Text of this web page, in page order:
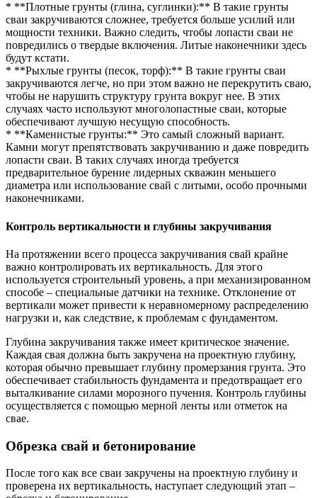
* **Плотные грунты (глина, суглинки):** В такие грунты
сваи закручиваются сложнее, требуется больше усилий или
мощности техники. Важно следить, чтобы лопасти сваи не
повредились о твердые включения. Литые наконечники здесь
будут кстати.
* **Рыхлые грунты (песок, торф):** В такие грунты сваи
закручиваются легче, но при этом важно не перекрутить сваю,
чтобы не нарушить структуру грунта вокруг нее. В этих
случаях часто используют многолопастные сваи, которые
обеспечивают лучшую несущую способность.
* **Каменистые грунты:** Это самый сложный вариант.
Камни могут препятствовать закручиванию и даже повредить
лопасти сваи. В таких случаях иногда требуется
предварительное бурение лидерных скважин меньшего
диаметра или использование свай с литыми, особо прочными
наконечниками.
Контроль вертикальности и глубины закручивания
На протяжении всего процесса закручивания свай крайне
важно контролировать их вертикальность. Для этого
используется строительный уровень, а при механизированном
способе – специальные датчики на технике. Отклонение от
вертикали может привести к неравномерному распределению
нагрузки и, как следствие, к проблемам с фундаментом.
Глубина закручивания также имеет критическое значение.
Каждая свая должна быть закручена на проектную глубину,
которая обычно превышает глубину промерзания грунта. Это
обеспечивает стабильность фундамента и предотвращает его
выталкивание силами морозного пучения. Контроль глубины
осуществляется с помощью мерной ленты или отметок на
свае.
Обрезка свай и бетонирование
После того как все сваи закручены на проектную глубину и
проверена их вертикальность, наступает следующий этап –